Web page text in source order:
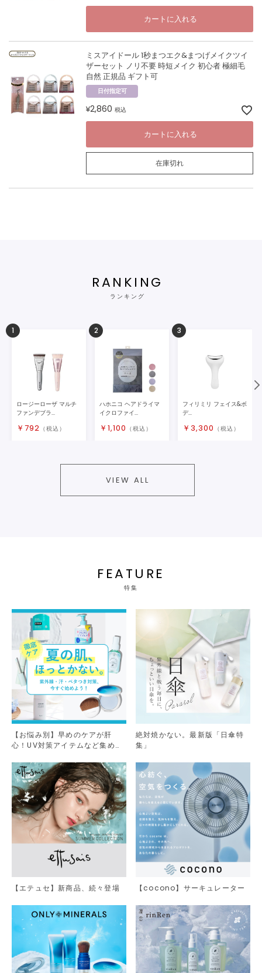
カートに入れる
ミスアイドール 1秒まつエク&まつげメイクツイ
ザーセット ノリ不要 時短メイク 初心者 極細毛
自然 正規品 ギフト可
日付指定可
¥2,860 税込
カートに入れる
在庫切れ
RANKING
ランキング
1
ロージーローザ マルチ
ファンデブラ...
￥ 792 （税込）
2
ハホニコ ヘアドライマ
イクロファイ...
￥ 1,100 （税込）
3
フィリミリ フェイス&ボ
デ...
￥ 3,300 （税込）
VIEW ALL
FEATURE
特集
【お悩み別】早めのケアが肝
心！UV対策アイテムなど集めま
絶対焼かない。最新版「日傘特
集」
【エテュセ】新商品、続々登場 【cocono】サーキュレーター